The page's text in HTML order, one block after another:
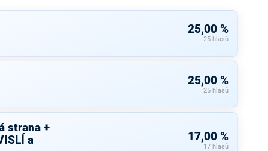
25,00 %
25 hlasů
25,00 %
25 hlasů
strana +
a
17,00 %
17 hlasů